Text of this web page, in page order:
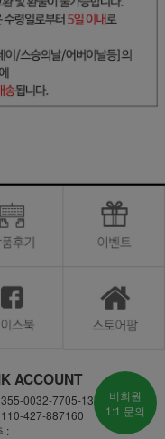
ACCOUNT
355-0032-7705-13
110-427-887160
:
비회원
1:1 문의